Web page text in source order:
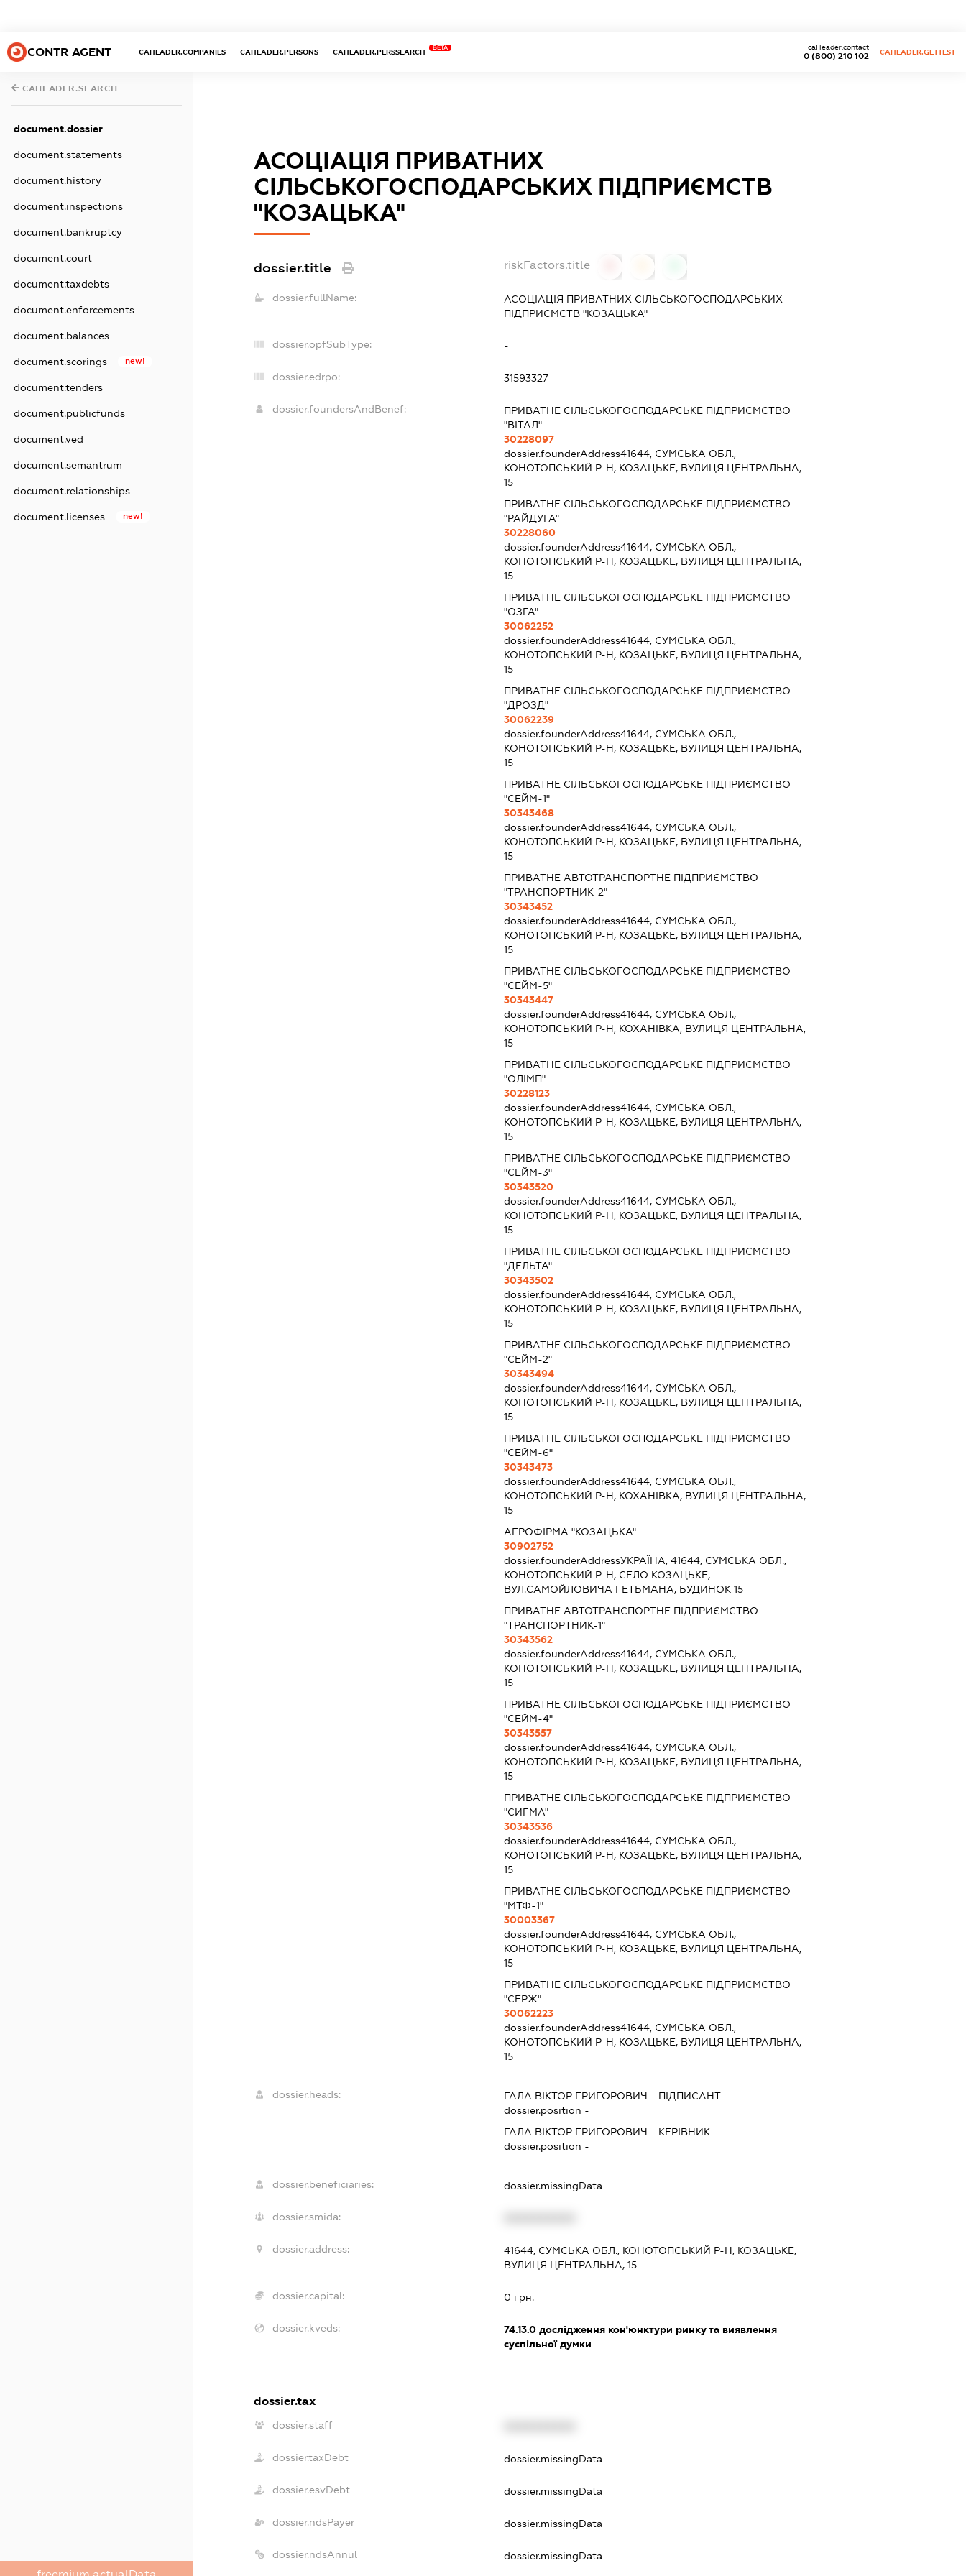
CONTR AGENT CAHEADER.COMPANIES CAHEADER.PERSONS CAHEADER.PERSSEARCH
BETA
0 (800) 210 102
caHeader.contact
CAHEADER.GETTEST
CAHEADER.SEARCH
document.dossier
document.statements
document.history
document.inspections
document.bankruptcy
document.court
document.taxdebts
document.enforcements
document.balances
document.scorings new!
document.tenders
document.publicfunds
document.ved
document.semantrum
document.relationships
document.licenses new!
АСОЦІАЦІЯ ПРИВАТНИХ
СІЛЬСЬКОГОСПОДАРСЬКИХ ПІДПРИЄМСТВ
"КОЗАЦЬКА"
dossier.title riskFactors.title
dossier.fullName:
АСОЦІАЦІЯ ПРИВАТНИХ СІЛЬСЬКОГОСПОДАРСЬКИХ
ПІДПРИЄМСТВ "КОЗАЦЬКА"
dossier.opfSubType: -
dossier.edrpo: 31593327
dossier.foundersAndBenef:
ПРИВАТНЕ СІЛЬСЬКОГОСПОДАРСЬКЕ ПІДПРИЄМСТВО
"ВІТАЛ"
30228097
dossier.founderAddress41644, СУМСЬКА ОБЛ.,
КОНОТОПСЬКИЙ Р-Н, КОЗАЦЬКЕ, ВУЛИЦЯ ЦЕНТРАЛЬНА,
15
ПРИВАТНЕ СІЛЬСЬКОГОСПОДАРСЬКЕ ПІДПРИЄМСТВО
"РАЙДУГА"
30228060
dossier.founderAddress41644, СУМСЬКА ОБЛ.,
КОНОТОПСЬКИЙ Р-Н, КОЗАЦЬКЕ, ВУЛИЦЯ ЦЕНТРАЛЬНА,
15
ПРИВАТНЕ СІЛЬСЬКОГОСПОДАРСЬКЕ ПІДПРИЄМСТВО
"ОЗГА"
30062252
dossier.founderAddress41644, СУМСЬКА ОБЛ.,
КОНОТОПСЬКИЙ Р-Н, КОЗАЦЬКЕ, ВУЛИЦЯ ЦЕНТРАЛЬНА,
15
ПРИВАТНЕ СІЛЬСЬКОГОСПОДАРСЬКЕ ПІДПРИЄМСТВО
"ДРОЗД"
30062239
dossier.founderAddress41644, СУМСЬКА ОБЛ.,
КОНОТОПСЬКИЙ Р-Н, КОЗАЦЬКЕ, ВУЛИЦЯ ЦЕНТРАЛЬНА,
15
ПРИВАТНЕ СІЛЬСЬКОГОСПОДАРСЬКЕ ПІДПРИЄМСТВО
"СЕЙМ-1"
30343468
dossier.founderAddress41644, СУМСЬКА ОБЛ.,
КОНОТОПСЬКИЙ Р-Н, КОЗАЦЬКЕ, ВУЛИЦЯ ЦЕНТРАЛЬНА,
15
ПРИВАТНЕ АВТОТРАНСПОРТНЕ ПІДПРИЄМСТВО
"ТРАНСПОРТНИК-2"
30343452
dossier.founderAddress41644, СУМСЬКА ОБЛ.,
КОНОТОПСЬКИЙ Р-Н, КОЗАЦЬКЕ, ВУЛИЦЯ ЦЕНТРАЛЬНА,
15
ПРИВАТНЕ СІЛЬСЬКОГОСПОДАРСЬКЕ ПІДПРИЄМСТВО
"СЕЙМ-5"
30343447
dossier.founderAddress41644, СУМСЬКА ОБЛ.,
КОНОТОПСЬКИЙ Р-Н, КОХАНІВКА, ВУЛИЦЯ ЦЕНТРАЛЬНА,
15
ПРИВАТНЕ СІЛЬСЬКОГОСПОДАРСЬКЕ ПІДПРИЄМСТВО
"ОЛІМП"
30228123
dossier.founderAddress41644, СУМСЬКА ОБЛ.,
КОНОТОПСЬКИЙ Р-Н, КОЗАЦЬКЕ, ВУЛИЦЯ ЦЕНТРАЛЬНА,
15
ПРИВАТНЕ СІЛЬСЬКОГОСПОДАРСЬКЕ ПІДПРИЄМСТВО
"СЕЙМ-3"
30343520
dossier.founderAddress41644, СУМСЬКА ОБЛ.,
КОНОТОПСЬКИЙ Р-Н, КОЗАЦЬКЕ, ВУЛИЦЯ ЦЕНТРАЛЬНА,
15
ПРИВАТНЕ СІЛЬСЬКОГОСПОДАРСЬКЕ ПІДПРИЄМСТВО
"ДЕЛЬТА"
30343502
dossier.founderAddress41644, СУМСЬКА ОБЛ.,
КОНОТОПСЬКИЙ Р-Н, КОЗАЦЬКЕ, ВУЛИЦЯ ЦЕНТРАЛЬНА,
15
ПРИВАТНЕ СІЛЬСЬКОГОСПОДАРСЬКЕ ПІДПРИЄМСТВО
"СЕЙМ-2"
30343494
dossier.founderAddress41644, СУМСЬКА ОБЛ.,
КОНОТОПСЬКИЙ Р-Н, КОЗАЦЬКЕ, ВУЛИЦЯ ЦЕНТРАЛЬНА,
15
ПРИВАТНЕ СІЛЬСЬКОГОСПОДАРСЬКЕ ПІДПРИЄМСТВО
"СЕЙМ-6"
30343473
dossier.founderAddress41644, СУМСЬКА ОБЛ.,
КОНОТОПСЬКИЙ Р-Н, КОХАНІВКА, ВУЛИЦЯ ЦЕНТРАЛЬНА,
15
АГРОФІРМА "КОЗАЦЬКА"
30902752
dossier.founderAddressУКРАЇНА, 41644, СУМСЬКА ОБЛ.,
КОНОТОПСЬКИЙ Р-Н, СЕЛО КОЗАЦЬКЕ,
ВУЛ.САМОЙЛОВИЧА ГЕТЬМАНА, БУДИНОК 15
ПРИВАТНЕ АВТОТРАНСПОРТНЕ ПІДПРИЄМСТВО
"ТРАНСПОРТНИК-1"
30343562
dossier.founderAddress41644, СУМСЬКА ОБЛ.,
КОНОТОПСЬКИЙ Р-Н, КОЗАЦЬКЕ, ВУЛИЦЯ ЦЕНТРАЛЬНА,
15
ПРИВАТНЕ СІЛЬСЬКОГОСПОДАРСЬКЕ ПІДПРИЄМСТВО
"СЕЙМ-4"
30343557
dossier.founderAddress41644, СУМСЬКА ОБЛ.,
КОНОТОПСЬКИЙ Р-Н, КОЗАЦЬКЕ, ВУЛИЦЯ ЦЕНТРАЛЬНА,
15
ПРИВАТНЕ СІЛЬСЬКОГОСПОДАРСЬКЕ ПІДПРИЄМСТВО
"СИГМА"
30343536
dossier.founderAddress41644, СУМСЬКА ОБЛ.,
КОНОТОПСЬКИЙ Р-Н, КОЗАЦЬКЕ, ВУЛИЦЯ ЦЕНТРАЛЬНА,
15
ПРИВАТНЕ СІЛЬСЬКОГОСПОДАРСЬКЕ ПІДПРИЄМСТВО
"МТФ-1"
30003367
dossier.founderAddress41644, СУМСЬКА ОБЛ.,
КОНОТОПСЬКИЙ Р-Н, КОЗАЦЬКЕ, ВУЛИЦЯ ЦЕНТРАЛЬНА,
15
ПРИВАТНЕ СІЛЬСЬКОГОСПОДАРСЬКЕ ПІДПРИЄМСТВО
"СЕРЖ"
30062223
dossier.founderAddress41644, СУМСЬКА ОБЛ.,
КОНОТОПСЬКИЙ Р-Н, КОЗАЦЬКЕ, ВУЛИЦЯ ЦЕНТРАЛЬНА,
15
dossier.heads: ГАЛА ВІКТОР ГРИГОРОВИЧ - ПІДПИСАНТ
dossier.position -
ГАЛА ВІКТОР ГРИГОРОВИЧ - КЕРІВНИК
dossier.position -
dossier.beneficiaries: dossier.missingData
dossier.smida:
dossier.address:
41644, СУМСЬКА ОБЛ., КОНОТОПСЬКИЙ Р-Н, КОЗАЦЬКЕ,
ВУЛИЦЯ ЦЕНТРАЛЬНА, 15
dossier.capital: 0 грн.
dossier.kveds: 74.13.0дослідження кон'юнктури ринку та виявлення
суспільної думки
dossier.tax
dossier.staff
dossier.taxDebt dossier.missingData
dossier.esvDebt dossier.missingData
dossier.ndsPayer dossier.missingData
dossier.ndsAnnul dossier.missingData